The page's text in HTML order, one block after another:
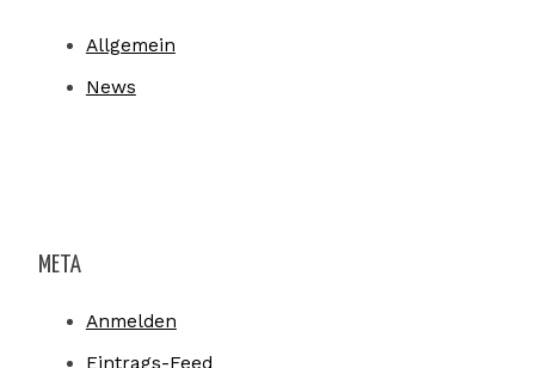
Allgemein
News
META
Anmelden
Eintrags-Feed